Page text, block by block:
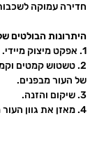
חדירה עמוקה
היתרונות הבולטים
1. אפקט מיצוק מיידי.
2. טשטוש קמטים
של העור מבפנים.
3. שיקום והזנה.
4. מאזן את גוון העור מפחית ומפרק פיגמנטציה ונותן מראה אחיד.